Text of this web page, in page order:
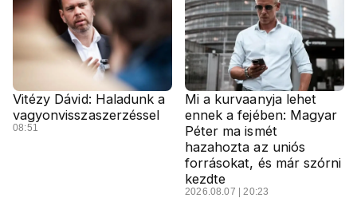
Vitézy Dávid: Haladunk a
vagyonvisszaszerzéssel
08:51
Mi a kurvaanyja lehet
ennek a fejében: Magyar
Péter ma ismét
hazahozta az uniós
forrásokat, és már szórni
kezdte
2026.08.07 | 20:23